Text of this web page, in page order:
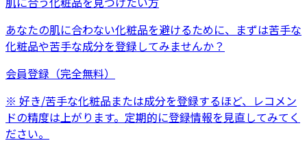
あなたの肌に合わない化粧品を避けるために、まずは苦手な
化粧品や苦手な成分を登録してみませんか？
会員登録（完全無料）
※ 好き/苦手な化粧品または成分を登録するほど、レコメン
ドの精度は上がります。定期的に登録情報を見直してみてく
ださい。